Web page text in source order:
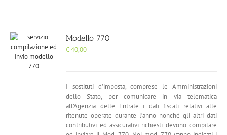
Modello 770
€40,00
I sostituti d’imposta, comprese le Amministrazioni
dello Stato, per comunicare in via telematica
all’Agenzia delle Entrate i dati fiscali relativi alle
ritenute operate durante l’anno nonché gli altri dati
contributivi ed assicurativi richiesti devono compilare